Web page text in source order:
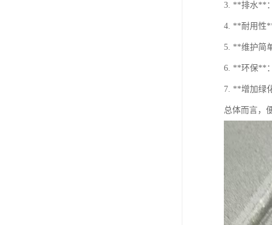
3. **排水**
4. **耐用性
5. **维护简
6. **环保**
7. **增加绿
总体而言，